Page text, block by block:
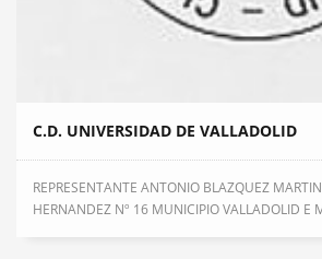
C.D. UNIVERSIDAD DE VALLADOLID
REPRESENTANTE ANTONIO BLAZQUEZ
HERNANDEZ Nº 16 MUNICIPIO VALLADOLID